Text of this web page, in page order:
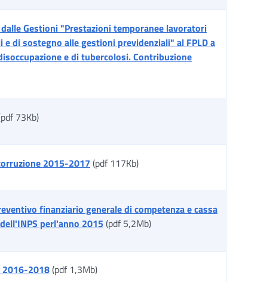
Gestioni "Prestazioni temporanee lavoratori
di sostegno alle gestioni previdenziali" al FPLD a
e di tubercolosi. Contribuzione
73Kb)
2015-2017 (pdf 117Kb)
finanziario generale di competenza e cassa
perl'anno 2015 (pdf 5,2Mb)
2016-2018(pdf 1,3Mb)